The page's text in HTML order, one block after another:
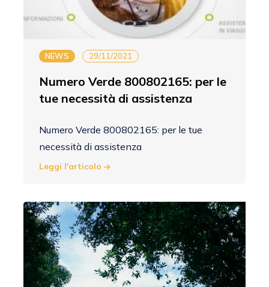
NEWS 29/11/2021
Numero Verde 800802165: per le
tue necessità di assistenza
Numero Verde 800802165: per le tue
necessità di assistenza
Leggi l'articolo